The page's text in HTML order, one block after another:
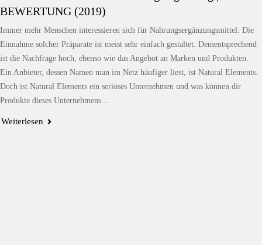
BEWERTUNG (2019)
Immer mehr Menschen interessieren sich für Nahrungsergänzungsmittel. Die
Einnahme solcher Präparate ist meist sehr einfach gestaltet. Dementsprechend
ist die Nachfrage hoch, ebenso wie das Angebot an Marken und Produkten.
Ein Anbieter, dessen Namen man im Netz häufiger liest, ist Natural Elements.
Doch ist Natural Elements ein seriöses Unternehmen und was können dir
Produkte dieses Unternehmens....
Weiterlesen